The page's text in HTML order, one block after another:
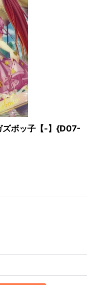
ボッ子【-】{D07-